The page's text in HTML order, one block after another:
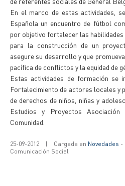
En el marco de estas actividades,
Española un encuentro de fútbol
por objetivo fortalecer las habilidades
para la construcción de un
asegure su desarrollo y que
pacífica de conflictos y la equidad de
Estas actividades de formación se
Fortalecimiento de actores locales y
de derechos de niños, niñas y
Estudios y Proyectos
Comunidad.
25-09-2012 | Cargada en Novedades -
Comunicación Social